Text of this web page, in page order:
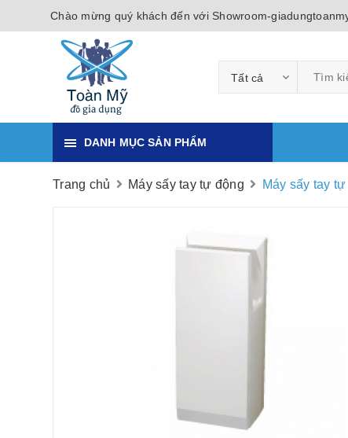
Chào mừng quý khách đến với Showroom-
Tất cả
DANH MỤC SẢN PHẨM
Trang chủ Máy sấy tay tự động Máy sấy tay